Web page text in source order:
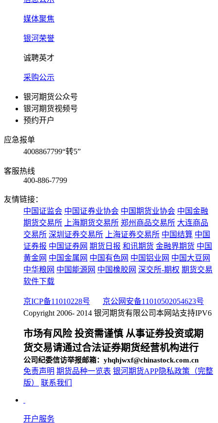
媒体聚焦
银河荣誉
诚聘英才
采购公示
银河期货公众号
银河期货视频号
预约开户
应急报单
4008867799“转5”
客服热线
400-886-7799
友情链接：
中国证监会 中国证券业协会 中国期货业协会 中国金融
期货交易所
上海期货交易所 郑州商品交易所 大连商品
交易所 深圳证券交易所 上海证券交易所 中国结算 中国
证券报 中国证券网 期货日报 和讯期货 金融界期货 中国
黄金网 中国金属网 中国有色网 中国铝业网 中国大豆网
中华粮网 中国能源网 中国橡胶网 深交所-期权 期货交易
软件下载
京ICP备11010228号
京公网安备11010502054623号
Copyright 2006- 2014 银河期货有限公司本网站支持IPV6
市场有风险 投资需谨慎 从事证券投资或期
货交易请通过合法证券期货经营机构进行
公司纪委信访举报邮箱：yhqhjwxf@chinastock.com.cn
免责声明 期货品种一览表 银河期货APP隐私政策（完整
版）
联系我们
开户服务